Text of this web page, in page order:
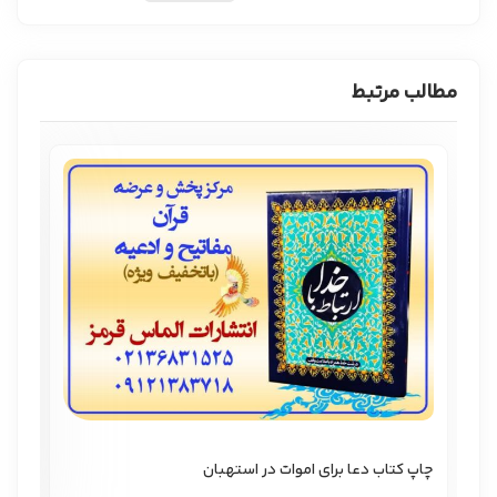
مطالب مرتبط
چاپ کتاب دعا برای اموات در استهبان